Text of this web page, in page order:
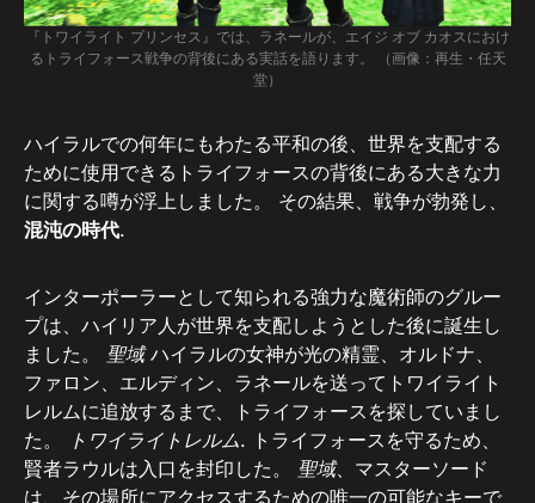
『トワイライト プリンセス』では、ラネールが、エイジ オブ カオスにおけ
るトライフォース戦争の背後にある実話を語ります。 （画像：再生・任天
堂）
ハイラルでの何年にもわたる平和の後、世界を支配する
ために使用できるトライフォースの背後にある大きな力
に関する噂が浮上しました。 その結果、戦争が勃発し、
混沌の時代.
インターポーラーとして知られる強力な魔術師のグルー
プは、ハイリア人が世界を支配しようとした後に誕生し
ました。 聖域ハイラルの女神が光の精霊、オルドナ、
ファロン、エルディン、ラネールを送ってトワイライト
レルムに追放するまで、トライフォースを探していまし
た。
トワイライトレルム. トライフォースを守るため、
賢者ラウルは入口を封印した。
聖域、マスターソード
は、その場所にアクセスするための唯一の可能なキーで